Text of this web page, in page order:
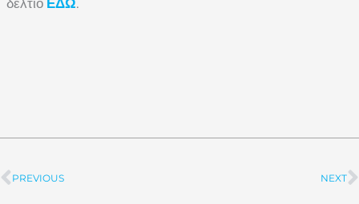
Prev
PREVIOUS NEXT